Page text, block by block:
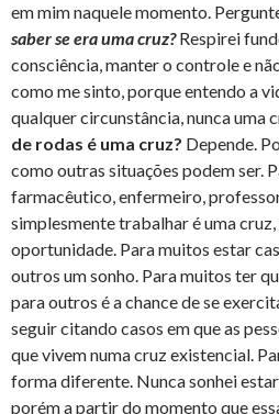
em mim naquele momento.
saber se era uma cruz?Respirei
consciência, manter o controle e
como me sinto, porque entendo a
qualquer circunstância, nunca uma
de rodas é uma cruz? Depende.
como outras situações podem ser.
farmacêutico, enfermeiro,
simplesmente trabalhar é uma
oportunidade. Para muitos estar
outros um sonho. Para muitos ter
para outros é a chance de se
seguir citando casos em que as
que vivem numa cruz existencial.
forma diferente. Nunca sonhei
porém a partir do momento que